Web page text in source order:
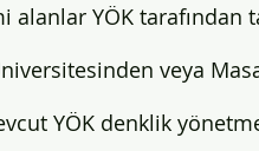
alanlar YÖK
veya
YÖK denklik